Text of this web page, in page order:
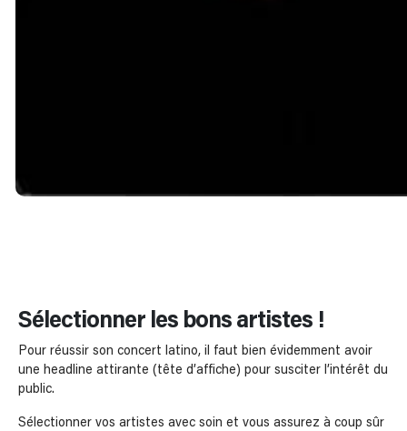
Sélectionner les bons artistes !
Pour réussir son concert latino, il faut bien évidemment avoir
une headline attirante (tête d’affiche) pour susciter l’intérêt du
public.
Sélectionner vos artistes avec soin et vous assurez à coup sûr